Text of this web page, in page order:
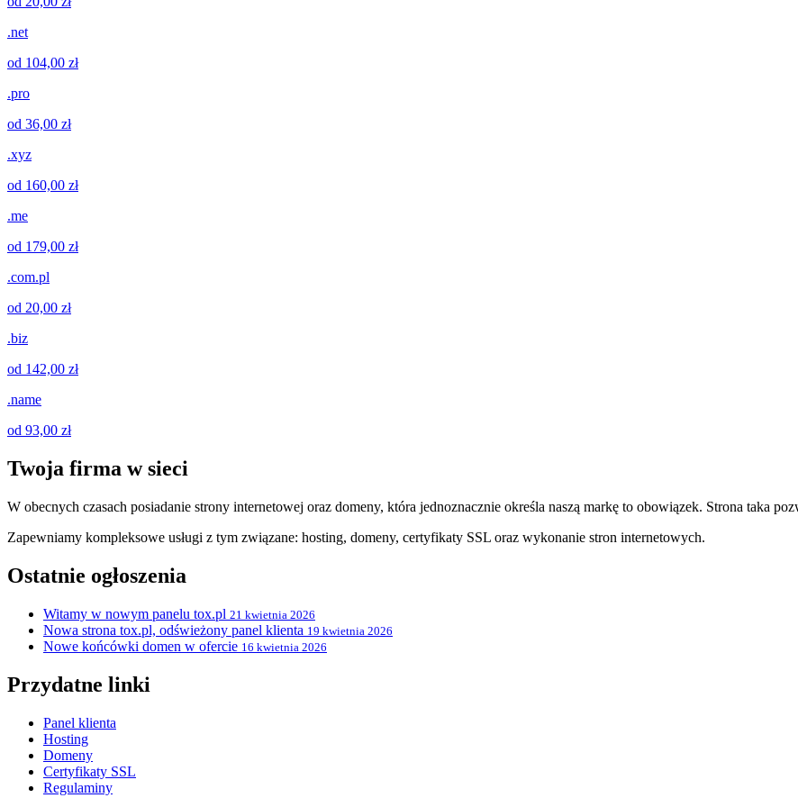
.net
od 104,00 zł
.pro
od 36,00 zł
.xyz
od 160,00 zł
.me
od 179,00 zł
.com.pl
od 20,00 zł
.biz
od 142,00 zł
.name
od 93,00 zł
Twoja firma w sieci
W obecnych czasach posiadanie strony internetowej oraz domeny, która jednoznacznie określa naszą markę to obowiązek. Strona taka
Zapewniamy kompleksowe usługi z tym związane: hosting, domeny, certyfikaty SSL oraz wykonanie stron internetowych.
Ostatnie ogłoszenia
Witamy w nowym panelu tox.pl 21 kwietnia 2026
Nowa strona tox.pl, odświeżony panel klienta 19 kwietnia 2026
Nowe końcówki domen w ofercie 16 kwietnia 2026
Przydatne linki
Panel klienta
Hosting
Domeny
Certyfikaty SSL
Regulaminy